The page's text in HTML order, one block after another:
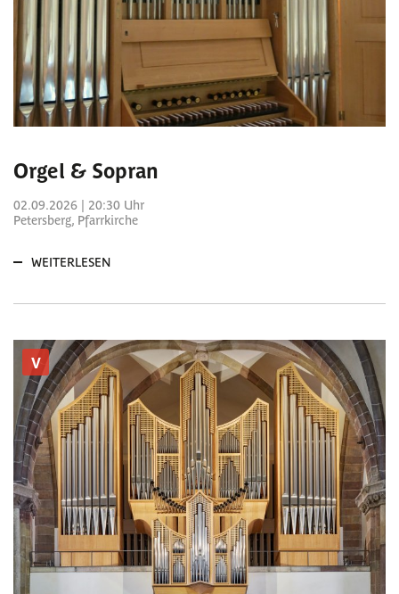
Orgel & Sopran
02.09.2026 | 20:30 Uhr
Petersberg, Pfarrkirche
WEITERLESEN
V